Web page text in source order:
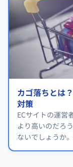
カゴ落ちとは
対策
ECサイトの運営
より高いのだろ
ないでしょうか